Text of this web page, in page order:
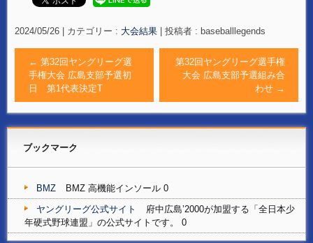
2024/05/26 カテゴリー : 大会結果 投稿者 : baseballlegends
← 第32回ヤングリーグ選
手権大会 広島支部予選初
日 第1代表決定T
第32回ヤングリーグ選手権
大会 広島支部予選組み合
わせ →
ブックマーク
BMZ
BMZ 高機能インソール 0
ヤングリーグ公式サイト
府中広島’2000が加盟する「全日本少
年硬式野球連盟」の公式サイトです。 0